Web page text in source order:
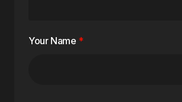
Your Name *